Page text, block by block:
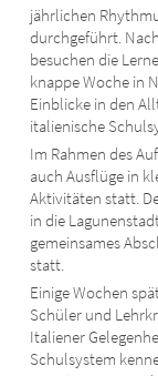
jährlichen
durchgeführt.
besuchen die
knappe Woche in
Einblicke in den
italienische
Im Rahmen des
auch Ausflüge in
Aktivitäten statt.
in die
gemeinsames
statt.
Einige Wochen
Schüler und
Italiener
Schulsystem